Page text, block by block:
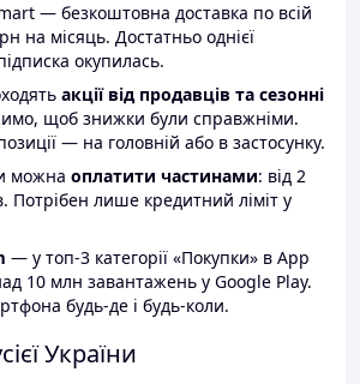
— безкоштовна доставка по всій
на місяць. Достатньо однієї
окупилась.
акції від продавців та сезонні
щоб знижки були справжніми.
— на головній або в застосунку.
можна оплатити частинами: від 2
Потрібен лише кредитний ліміт у
— у топ-3 категорії «Покупки» в App
10 млн завантажень у Google Play.
будь-де і будь-коли.
України